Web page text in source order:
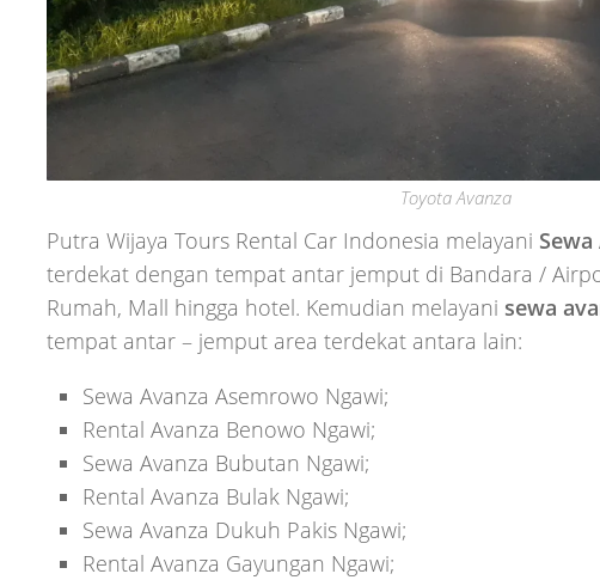
Toyota Avanza
Putra Wijaya Tours Rental Car Indonesia melayani
terdekat dengan tempat antar jemput di Bandara /
Rumah, Mall hingga hotel. Kemudian melayani sewa
tempat antar – jemput area terdekat antara lain:
Sewa Avanza Asemrowo Ngawi;
Rental Avanza Benowo Ngawi;
Sewa Avanza Bubutan Ngawi;
Rental Avanza Bulak Ngawi;
Sewa Avanza Dukuh Pakis Ngawi;
Rental Avanza Gayungan Ngawi;